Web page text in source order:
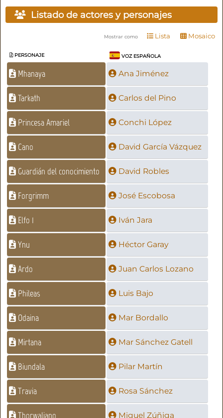
Listado de actores y personajes
Mostrar como Lista Mosaico
PERSONAJE VOZ ESPAÑOLA
Mhanaya Ana Jiménez
Tarkath Carlos del Pino
Princesa Amariel Conchi López
Cano David García Vázquez
Guardián del conocimiento David Robles
Forgrimm José Escobosa
Elfo 1 Iván Jara
Ynu Héctor Garay
Ardo Juan Carlos Lozano
Phileas Luis Bajo
Odaina Mar Bordallo
Mirtana Mar Sánchez Gatell
Biundala Pilar Martín
Travia Rosa Sánchez
Thorwaliano Miguel Zúñiga